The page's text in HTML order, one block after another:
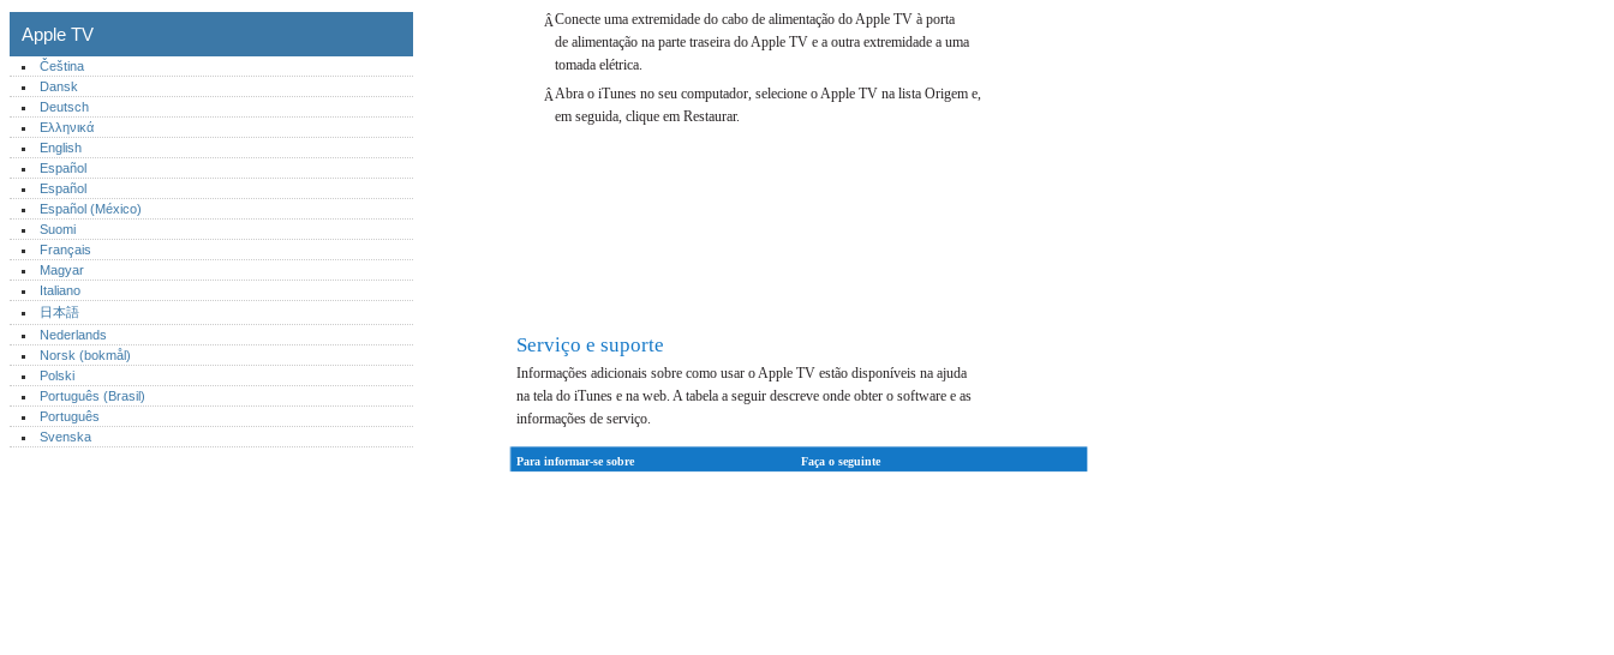
ÂConecte uma extremidade do cabo de alimentação do Apple TV à porta
de alimentação na parte traseira do Apple TV e a outra extremidade a uma
tomada elétrica.
ÂAbra o iTunes no seu computador, selecione o Apple TV na lista Origem e,
em seguida, clique em Restaurar.
Serviço e suporte
Informações adicionais sobre como usar o Apple TV estão disponíveis na ajuda
na tela do iTunes e na web. A tabela a seguir descreve onde obter o software e as
informações de serviço.
Para informar-se sobre Faça o seguinte
Apple TV
Čeština
Dansk
Deutsch
Ελληνικά
English
Español
Español
Español (México)‎
Suomi
Français
Magyar
Italiano
日本語
Nederlands
Norsk (bokmål)‎
Polski
Português (Brasil)
Português‎
Svenska